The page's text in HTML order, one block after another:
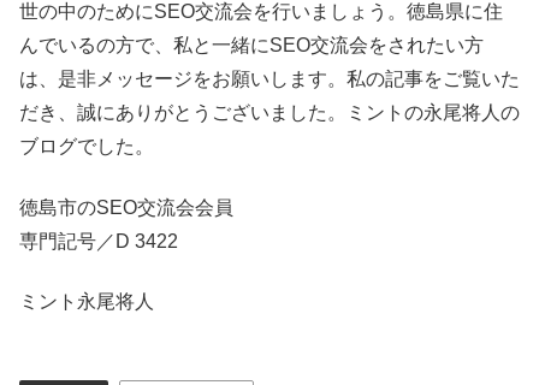
世の中のためにSEO交流会を行いましょう。徳島県に住
んでいるの方で、私と一緒にSEO交流会をされたい方
は、是非メッセージをお願いします。私の記事をご覧いた
だき、誠にありがとうございました。ミントの永尾将人の
ブログでした。
徳島市のSEO交流会会員
専門記号／D 3422
ミント永尾将人